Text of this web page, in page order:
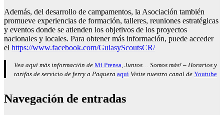
Además, del desarrollo de campamentos, la Asociación también
promueve experiencias de formación, talleres, reuniones estratégicas
y eventos donde se atienden los objetivos de los proyectos
nacionales y locales. Para obtener más información, puede acceder
el https://www.facebook.com/GuiasyScoutsCR/
Vea aquí más información de Mi Prensa, Juntos… Somos más! – Horarios y
tarifas de servicio de ferry a Paquera aquí Visite nuestro canal de Youtube
Navegación de entradas